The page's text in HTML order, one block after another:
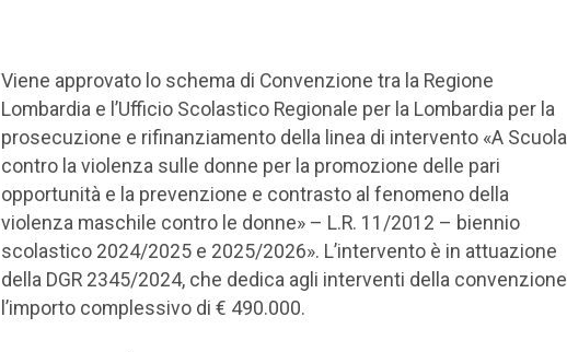
Viene approvato lo schema di Convenzione tra la Regione
Lombardia e l’Ufficio Scolastico Regionale per la Lombardia per la
prosecuzione e rifinanziamento della linea di intervento «A Scuola
contro la violenza sulle donne per la promozione delle pari
opportunità e la prevenzione e contrasto al fenomeno della
violenza maschile contro le donne» – L.R. 11/2012 – biennio
scolastico 2024/2025 e 2025/2026». L’intervento è in attuazione
della DGR 2345/2024, che dedica agli interventi della convenzione
l’importo complessivo di € 490.000.